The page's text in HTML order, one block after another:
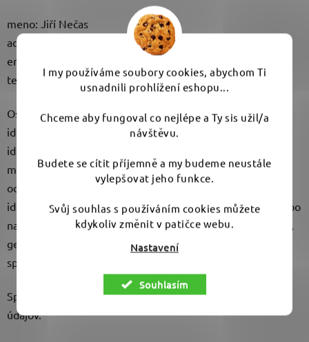
I my používáme soubory cookies, abychom Ti
usnadnili prohlížení eshopu...
Chceme aby fungoval co nejlépe a Ty sis užil/a
návštěvu.
Budete se cítit příjemně a my budeme neustále
vylepšovat jeho funkce.
Svůj souhlas s používáním cookies můžete
kdykoliv změnit v patičce webu.
Nastavení
Souhlasím
meno: Jiří Nečas
adresa: Vranovská 2
email: necas@umyem.com
telefón: + 420 776 170 777
Osobnými údajmi sa rozumejú všetky informácie o
identifikovanej alebo identifikovateľnej fyzickej osobe;
identifikovateľnou fyzickou osobou je fyzická osoba, ktorú
možno priamo alebo nepriamo identifikovať, najmä
odkazom na určitý identifikátor, napríklad meno,
identifikačné číslo, lokačné údaje, sieťový identifikátor alebo
na jeden alebo viac zvláštnych prvkov fyzické, fyziologické,
genetické, psychické, ekonomické, kultúrne alebo
spoločenské identity tejto fyzickej osoby.
Správca nemenoval poverencov na ochranu osobných
údajov.